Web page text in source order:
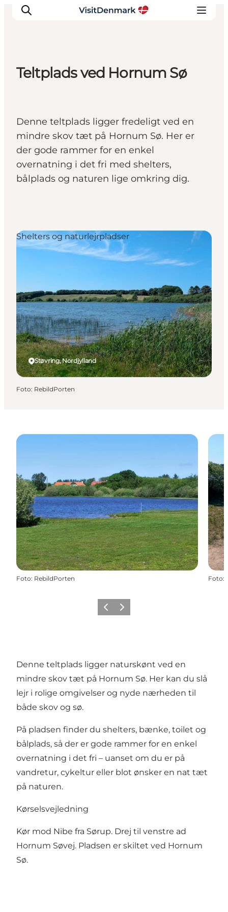
Oplevelser
Overnatning
Planlæg ferien
Teltplads ved Hornum Sø
Denne teltplads ligger fredeligt ved en
mindre skov tæt på Hornum Sø. Her er
der gode rammer for en enkel
overnatning i det fri med shelters,
bålplads og naturen lige omkring dig.
Støvring, Nordjylland
Shelters og naturlejrpladser
Foto: RebildPorten
Foto: RebildPorten Foto:
ForrigeNæste
Denne teltplads ligger naturskønt ved en
mindre skov tæt på Hornum Sø. Her kan du slå
lejr i rolige omgivelser og nyde nærheden til
både skov og sø.
På pladsen finder du shelters, bænke, toilet og
bålplads, så der er gode rammer for en enkel
overnatning i det fri – uanset om du er på
vandretur, cykeltur eller blot ønsker en nat tæt
på naturen.
Kørselsvejledning
Kør mod Nibe fra Sørup. Drej til venstre ad
Hornum Søvej. Pladsen er skiltet ved Hornum
Sø.